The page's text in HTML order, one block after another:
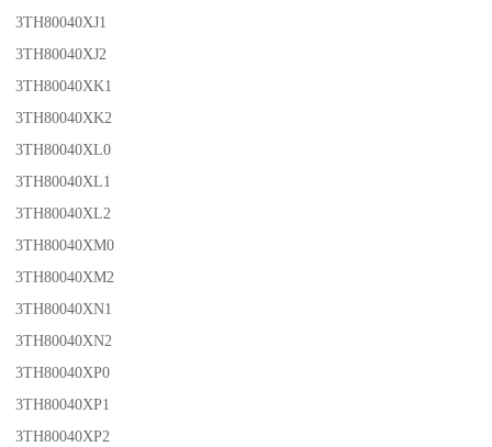
3TH80040XJ1
3TH80040XJ2
3TH80040XK1
3TH80040XK2
3TH80040XL0
3TH80040XL1
3TH80040XL2
3TH80040XM0
3TH80040XM2
3TH80040XN1
3TH80040XN2
3TH80040XP0
3TH80040XP1
3TH80040XP2